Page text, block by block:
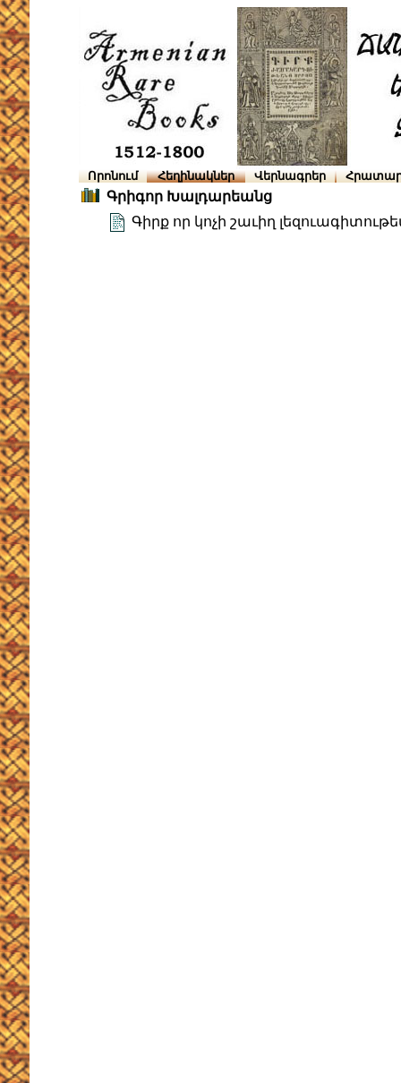
Որոնում Հեղինակներ Վերնագրեր
Գրիգոր Խալդարեանց
Գիրք որ կոչի շաւիղ